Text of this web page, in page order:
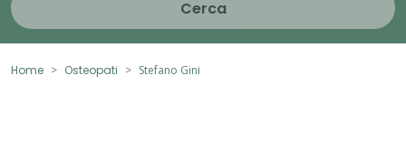
Cerca
Home Osteopati Stefano Gini